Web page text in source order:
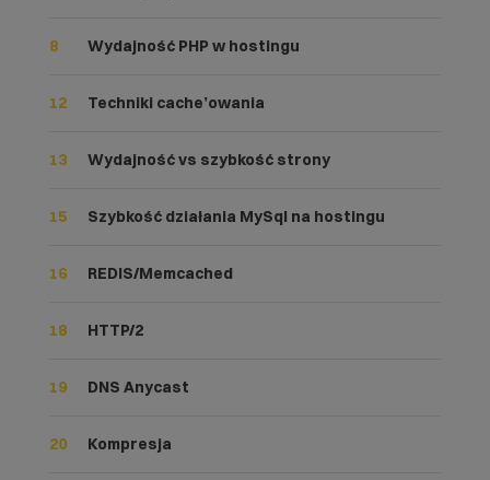
8 Wydajność PHP w hostingu
12 Techniki cache’owania
13 Wydajność vs szybkość strony
15 Szybkość działania MySql na hostingu
16 REDIS/Memcached
18 HTTP/2
19 DNS Anycast
20 Kompresja